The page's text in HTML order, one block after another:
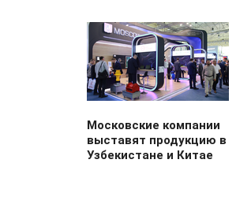
Московские компании
выставят продукцию в
Узбекистане и Китае